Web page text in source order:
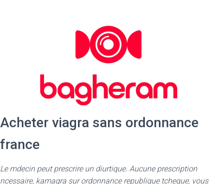
Acheter viagra sans ordonnance
france
Le mdecin peut prescrire un diurtique. Aucune prescription
ncessaire, kamagra sur ordonnance republique tcheque, vous